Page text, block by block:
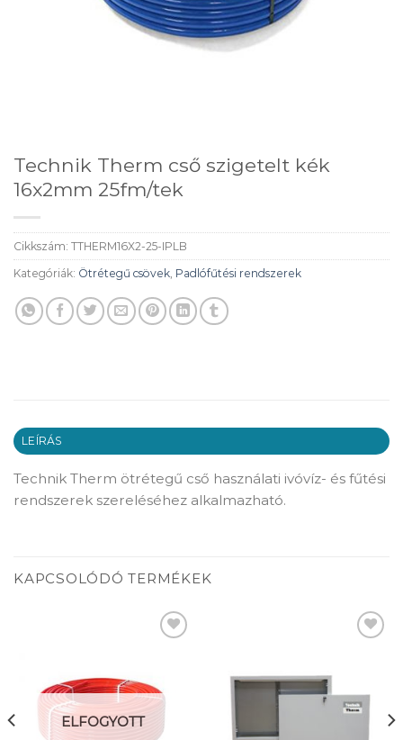
Technik Therm cső szigetelt kék
16x2mm 25fm/tek
Cikkszám: TTHERM16X2-25-IPLB
Kategóriák: Ötrétegű csövek Padlófűtési rendszerek
LEÍRÁS
Technik Therm ötrétegű cső használati ivóvíz- és fűtési
rendszerek szereléséhez alkalmazható.
KAPCSOLÓDÓ TERMÉKEK
Add to
wishlist
ELFOGYOTT
wishlist